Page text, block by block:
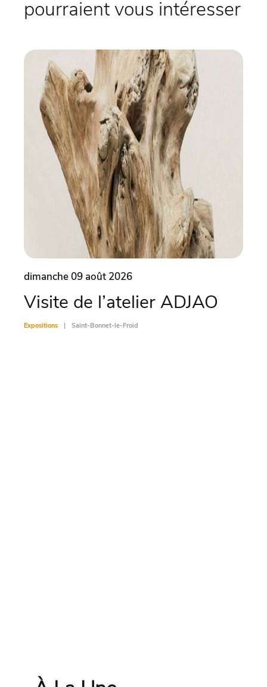
pourraient vous intéresser
dimanche 09 août 2026
Visite de l’atelier ADJAO
Expositions Saint-Bonnet-le-Froid